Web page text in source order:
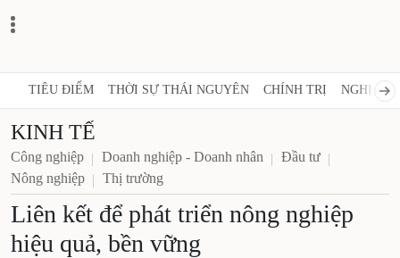
TIÊU ĐIỂM THỜI SỰ THÁI NGUYÊN CHÍNH TRỊ NGHỊ
KINH TẾ
Công nghiệp Doanh nghiệp - Doanh nhân
Đầu tư
Nông nghiệp
Thị trường
Liên kết để phát triển nông nghiệp
hiệu quả, bền vững